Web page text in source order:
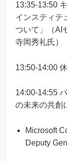
13:35-13:50
インスティテ
ついて」（AI
寺岡秀礼氏）
13:50-14:00
14:00-14:55
の未来の共創
Microsoft
Deputy